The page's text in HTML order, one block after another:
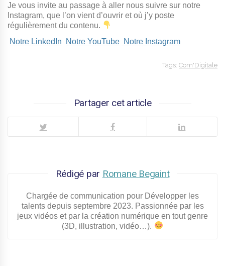
Je vous invite au passage à aller nous suivre sur notre
Instagram, que l’on vient d’ouvrir et où j’y poste
régulièrement du contenu.
Notre LinkedIn
Notre YouTube Notre Instagram
Tags: Com'Digitale
Partager cet article
Rédigé par Romane Begaint
Chargée de communication pour Développer les
talents depuis septembre 2023. Passionnée par les
jeux vidéos et par la création numérique en tout genre
(3D, illustration, vidéo…).